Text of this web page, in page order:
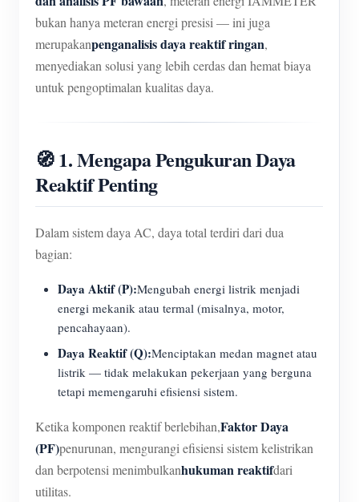
bukan hanya meteran energi presisi — ini juga
merupakanpenganalisis daya reaktif ringan,
menyediakan solusi yang lebih cerdas dan hemat biaya
untuk pengoptimalan kualitas daya.
🧭 1. Mengapa Pengukuran Daya
Reaktif Penting
Dalam sistem daya AC, daya total terdiri dari dua
bagian:
Daya Aktif (P):Mengubah energi listrik menjadi
energi mekanik atau termal (misalnya, motor,
pencahayaan).
Daya Reaktif (Q):Menciptakan medan magnet atau
listrik — tidak melakukan pekerjaan yang berguna
tetapi memengaruhi efisiensi sistem.
Ketika komponen reaktif berlebihan,Faktor Daya
(PF)penurunan, mengurangi efisiensi sistem kelistrikan
dan berpotensi menimbulkanhukuman reaktifdari
utilitas.